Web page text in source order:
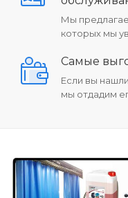
Мы
которых мы
Самые
Если вы
мы отдадим